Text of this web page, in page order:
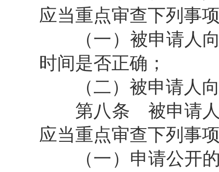
应当重点审查下列事
（一）被申请人向
时间是否正确；
（二）被申请人向
第八条 被申请
应当重点审查下列事
（一）申请公开的